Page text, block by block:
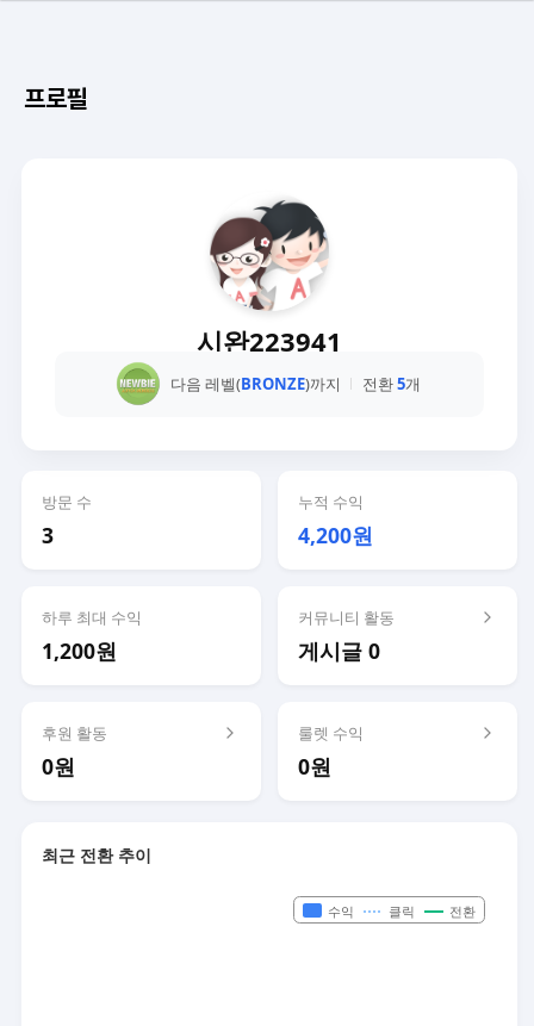
프로필
시완223941
다음 레벨(BRONZE)까지 전환5개
방문 수
3
누적 수익
4,200원
하루 최대 수익
1,200원
커뮤니티 활동
게시글 0
후원 활동
0원
룰렛 수익
0원
최근 전환 추이